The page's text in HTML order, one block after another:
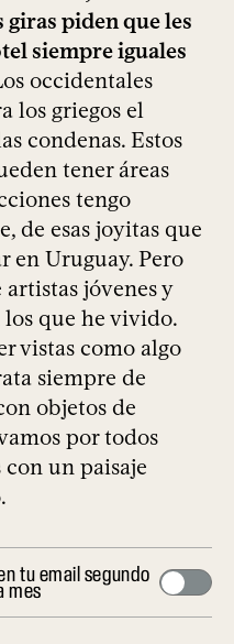
piden que les
siempre iguales
occidentales
los griegos el
condenas. Estos
tener áreas
tengo
de esas joyitas que
en Uruguay. Pero
jóvenes y
los que he vivido.
vistas como algo
siempre de
objetos de
por todos
un paisaje
tu email segundo
mes